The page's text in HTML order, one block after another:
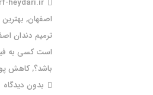
اصفهان,
ترمیم دندان
است کسی به
باشد؟,کاهش
بدون دیدگاه